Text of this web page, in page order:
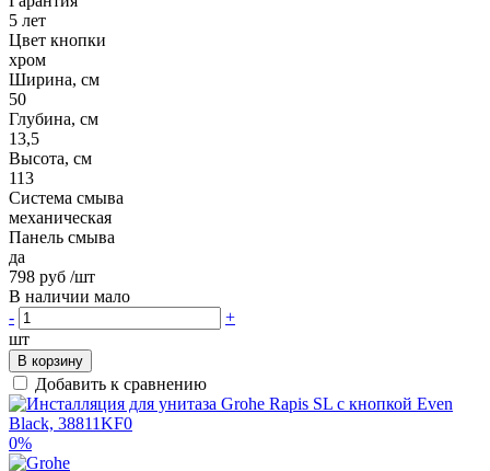
5 лет
Цвет кнопки
хром
Ширина, см
50
Глубина, см
13,5
Высота, см
113
Система смыва
механическая
Панель смыва
да
798 руб /шт
В наличии мало
-
+
шт
В корзину
Добавить к сравнению
0%